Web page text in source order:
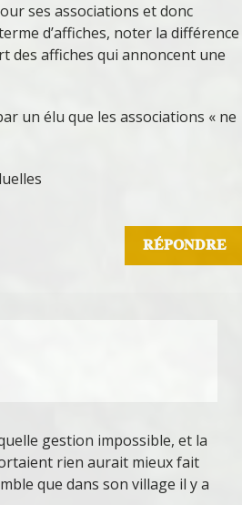
ses associations et donc
d’affiches, noter la différence
des affiches qui annoncent une
un élu que les associations « ne
RÉPONDRE
gestion impossible, et la
rien aurait mieux fait
que dans son village il y a